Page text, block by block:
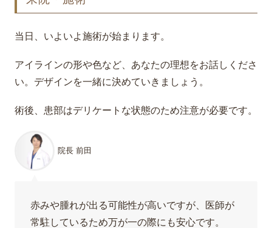
当日、いよいよ施術が始まります。
アイラインの形や色など、あなたの理想をお話しくださ
い。デザインを一緒に決めていきましょう。
術後、患部はデリケートな状態のため注意が必要です。
院長 前田
赤みや腫れが出る可能性が高いですが、医師が
常駐しているため万が一の際にも安心です。